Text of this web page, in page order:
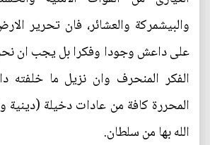
والبيشمركة والعشائر، فان تحرير
على داعش وجودا وفكرا بل يجب ان
الفكر المنحرف وان نزيل ما خلفته
المحررة كافة من عادات دخيلة (دينية
الله بها من سلطان.